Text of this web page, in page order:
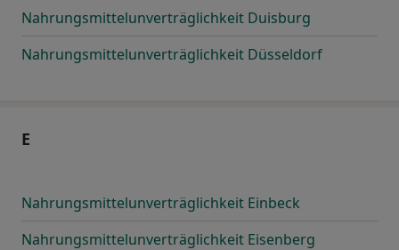
Nahrungsmittelunverträglichkeit Duisburg
Nahrungsmittelunverträglichkeit Düsseldorf
E
Nahrungsmittelunverträglichkeit Einbeck
Nahrungsmittelunverträglichkeit Eisenberg